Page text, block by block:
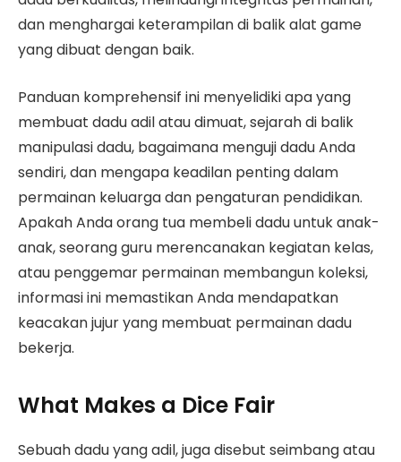
dan menghargai keterampilan di balik alat game
yang dibuat dengan baik.
Panduan komprehensif ini menyelidiki apa yang
membuat dadu adil atau dimuat, sejarah di balik
manipulasi dadu, bagaimana menguji dadu Anda
sendiri, dan mengapa keadilan penting dalam
permainan keluarga dan pengaturan pendidikan.
Apakah Anda orang tua membeli dadu untuk anak-
anak, seorang guru merencanakan kegiatan kelas,
atau penggemar permainan membangun koleksi,
informasi ini memastikan Anda mendapatkan
keacakan jujur yang membuat permainan dadu
bekerja.
What Makes a Dice Fair
Sebuah dadu yang adil, juga disebut seimbang atau